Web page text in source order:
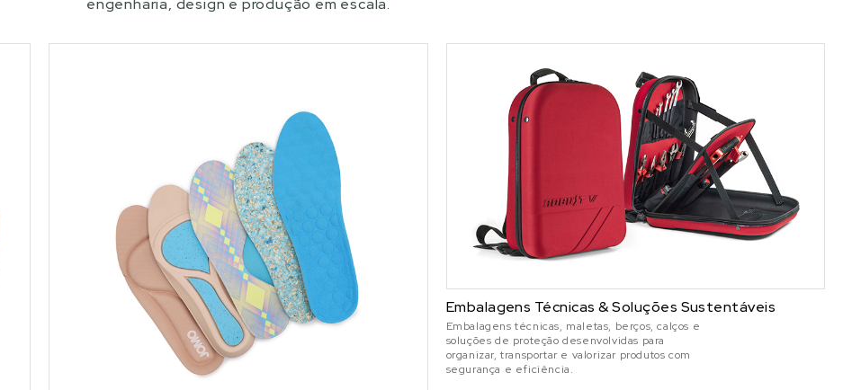
engenharia, design e produção em escala.
Embalagens Técnicas & Soluções Sustentáveis
Embalagens técnicas, maletas, berços, calços e
soluções de proteção desenvolvidas para
organizar, transportar e valorizar produtos com
segurança e eficiência.